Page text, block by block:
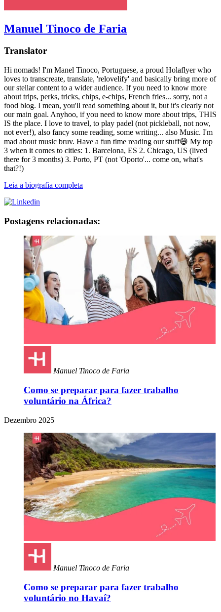
Manuel Tinoco de Faria
Translator
Hi nomads! I'm Manel Tinoco, Portuguese, a proud Holaflyer who
loves to transcreate, translate, 'relovelify' and basically bring more of
our stellar content to a wider audience. If you need to know more
about trips, perks, tricks, chips, e-chips, French fries... sorry, not a
food blog. I mean, you'll read something about it, but it's clearly not
our main goal. Anyhoo, if you need to know more about trips, THIS
IS the place. I love to travel, to play padel (not pickleball, not now,
not ever!), also fancy some reading, some writing... also Music. I'm
mad about music bruv. Have a fun time reading our stuff😄 My top
3 when it comes to cities: 1. Barcelona, ES 2. Chicago, US (lived
there for 3 months) 3. Porto, PT (not 'Oporto'... come on, what's
that?!)
Leia a biografia completa
Postagens relacionadas:
Manuel Tinoco de Faria
Como se preparar para fazer trabalho
voluntário na África?
Dezembro 2025
Manuel Tinoco de Faria
Como se preparar para fazer trabalho
voluntário no Havaí?